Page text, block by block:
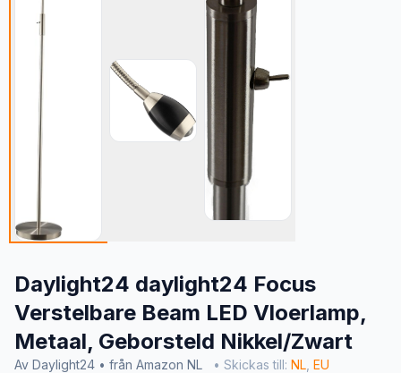
Daylight24 daylight24 Focus
Verstelbare Beam LED Vloerlamp,
Metaal, Geborsteld Nikkel/Zwart
Av Daylight24 • från Amazon NL • Skickas till: NL EU